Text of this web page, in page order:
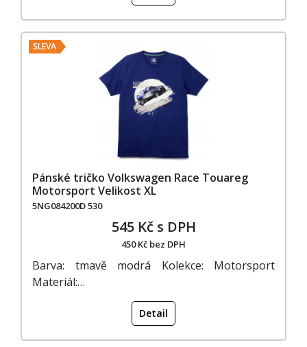
SLEVA
Pánské tričko Volkswagen Race Touareg
Motorsport Velikost XL
5NG084200D 530
545 Kč s DPH
450 Kč bez DPH
Barva: tmavě modrá Kolekce: Motorsport
Materiál:…
Detail